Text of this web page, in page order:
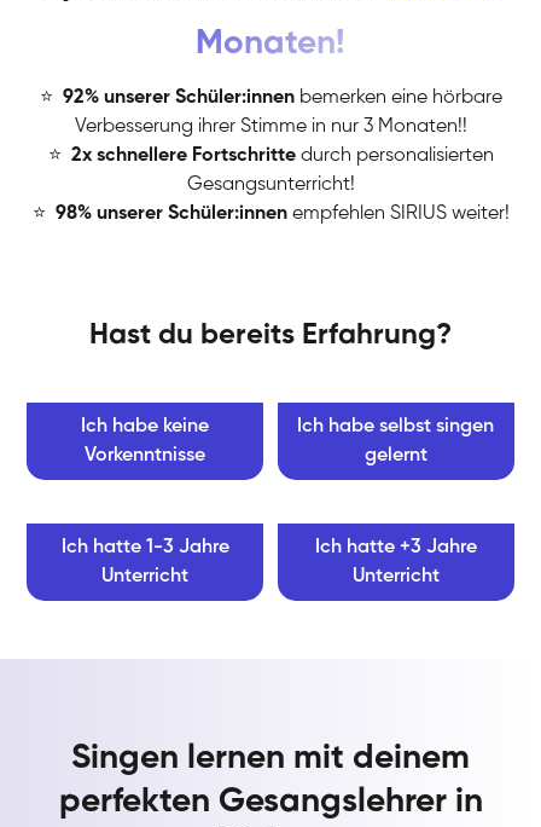
Monaten!
⭐ 92% unserer Schüler:innen bemerken eine hörbare
Verbesserung ihrer Stimme in nur 3 Monaten!!
⭐ 2x schnellere Fortschritte durch personalisierten
Gesangsunterricht!
⭐ 98% unserer Schüler:innen empfehlen SIRIUS weiter!
Hast du bereits Erfahrung?
Ich habe keine
Vorkenntnisse
Ich habe selbst singen
gelernt
Ich hatte 1-3 Jahre
Unterricht
Ich hatte +3 Jahre
Unterricht
Singen lernen mit deinem
perfekten Gesangslehrer in